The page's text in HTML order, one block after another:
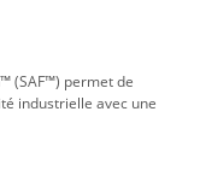
(SAF™) permet de
industrielle avec une